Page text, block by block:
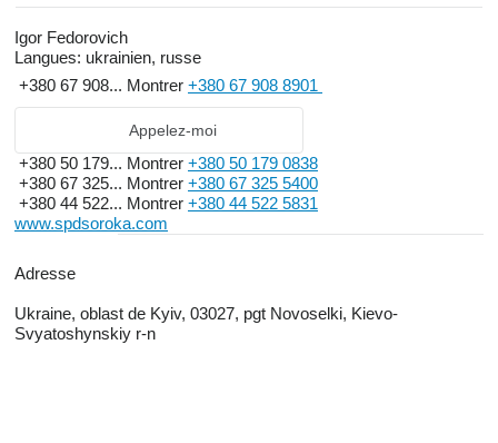
Igor Fedorovich
Langues: ukrainien, russe
+380 67 908... Montrer +380 67 908 8901
Appelez-moi
+380 50 179... Montrer +380 50 179 0838
+380 67 325... Montrer +380 67 325 5400
+380 44 522... Montrer +380 44 522 5831
www.spdsoroka.com
Adresse
Ukraine, oblast de Kyiv, 03027, pgt Novoselki, Kievo-
Svyatoshynskiy r-n